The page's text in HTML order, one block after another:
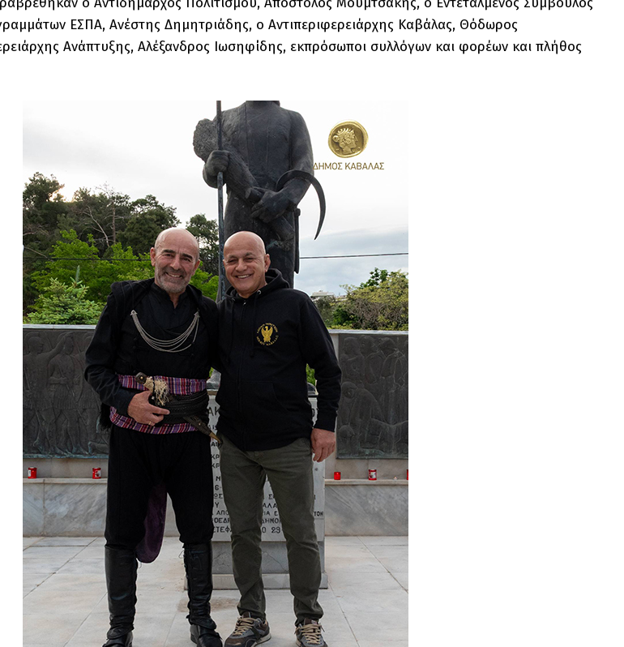
ΕΣΠΑ, Ανέστης Δημητριάδης, ο Αντιπεριφερειάρχης Καβάλας, Θόδωρος
Ανάπτυξης, Αλέξανδρος Ιωσηφίδης, εκπρόσωποι συλλόγων και φορέων και πλήθος